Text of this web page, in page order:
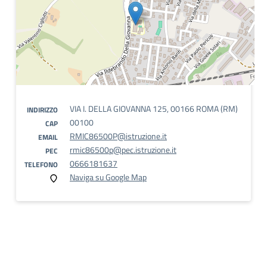
INDIRIZZO VIA I. DELLA GIOVANNA 125, 00166 ROMA (RM)
CAP 00100
EMAIL RMIC86500P@istruzione.it
PEC rmic86500p@pec.istruzione.it
TELEFONO
0666181637
Naviga su Google Map